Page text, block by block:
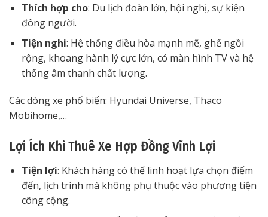
Thích hợp cho: Du lịch đoàn lớn, hội nghị, sự kiện
đông người.
Tiện nghi: Hệ thống điều hòa mạnh mẽ, ghế ngồi
rộng, khoang hành lý cực lớn, có màn hình TV và hệ
thống âm thanh chất lượng.
Các dòng xe phổ biến: Hyundai Universe, Thaco
Mobihome,…
Lợi Ích Khi Thuê Xe Hợp Đồng Vĩnh Lợi
Tiện lợi: Khách hàng có thể linh hoạt lựa chọn điểm
đến, lịch trình mà không phụ thuộc vào phương tiện
công cộng.